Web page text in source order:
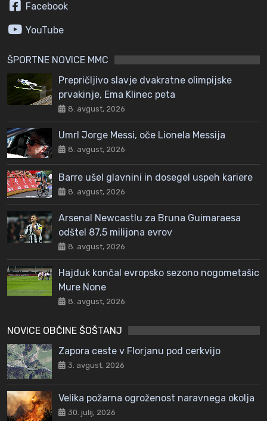
Facebook
YouTube
ŠPORTNE NOVICE MMC
Prepričljivo slavje dvakratne olimpijske
prvakinje, Ema Klinec peta
8. avgust, 2026
Umrl Jorge Messi, oče Lionela Messija
8. avgust, 2026
Barre ušel glavnini in dosegel uspeh kariere
8. avgust, 2026
Arsenal Newcastlu za Bruna Guimaraesa
odštel 87,5 milijona evrov
8. avgust, 2026
Hajduk končal evropsko sezono nogometašic
Mure None
8. avgust, 2026
NOVICE OBČINE ŠOŠTANJ
Zapora ceste v Florjanu pod cerkvijo
3. avgust, 2026
Velika požarna ogroženost naravnega okolja
30. julij, 2026